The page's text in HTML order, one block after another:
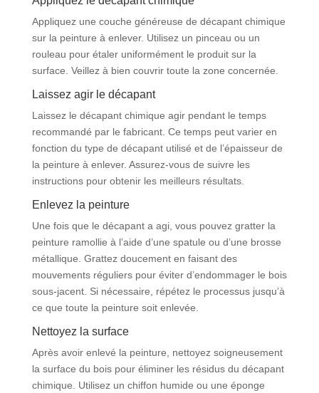
Appliquez une couche généreuse de décapant chimique
sur la peinture à enlever. Utilisez un pinceau ou un
rouleau pour étaler uniformément le produit sur la
surface. Veillez à bien couvrir toute la zone concernée.
Laissez agir le décapant
Laissez le décapant chimique agir pendant le temps
recommandé par le fabricant. Ce temps peut varier en
fonction du type de décapant utilisé et de l’épaisseur de
la peinture à enlever. Assurez-vous de suivre les
instructions pour obtenir les meilleurs résultats.
Enlevez la peinture
Une fois que le décapant a agi, vous pouvez gratter la
peinture ramollie à l’aide d’une spatule ou d’une brosse
métallique. Grattez doucement en faisant des
mouvements réguliers pour éviter d’endommager le bois
sous-jacent. Si nécessaire, répétez le processus jusqu’à
ce que toute la peinture soit enlevée.
Nettoyez la surface
Après avoir enlevé la peinture, nettoyez soigneusement
la surface du bois pour éliminer les résidus du décapant
chimique. Utilisez un chiffon humide ou une éponge